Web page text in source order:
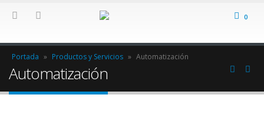
0
Portada » Productos y Servicios » Automatización
Automatización